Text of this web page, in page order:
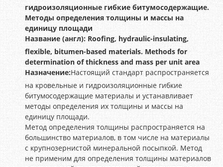
гидроизоляционные гибкие битумосодержащие.
Методы определения толщины и массы на
единицу площади
Название (англ): Roofing, hydraulic-insulating,
flexible, bitumen-based materials. Methods for
determination of thickness and mass per unit area
Назначение:Настоящий стандарт распространяется
на кровельные и гидроизоляционные гибкие
битумосодержащие материалы и устанавливает
методы определения их толщины и массы на
единицу площади.
Метод определения толщины распространяется на
большинство материалов, в том числе на материалы
с крупнозернистой минеральной посыпкой. Метод
не применим для определения толщины материалов